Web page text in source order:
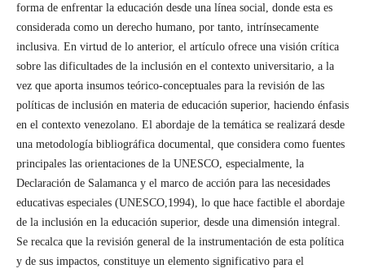
forma de enfrentar la educación desde una línea social, donde esta es
considerada como un derecho humano, por tanto, intrínsecamente
inclusiva. En virtud de lo anterior, el artículo ofrece una visión crítica
sobre las dificultades de la inclusión en el contexto universitario, a la
vez que aporta insumos teórico-conceptuales para la revisión de las
políticas de inclusión en materia de educación superior, haciendo énfasis
en el contexto venezolano. El abordaje de la temática se realizará desde
una metodología bibliográfica documental, que considera como fuentes
principales las orientaciones de la UNESCO, especialmente, la
Declaración de Salamanca y el marco de acción para las necesidades
educativas especiales (UNESCO,1994), lo que hace factible el abordaje
de la inclusión en la educación superior, desde una dimensión integral.
Se recalca que la revisión general de la instrumentación de esta política
y de sus impactos, constituye un elemento significativo para el